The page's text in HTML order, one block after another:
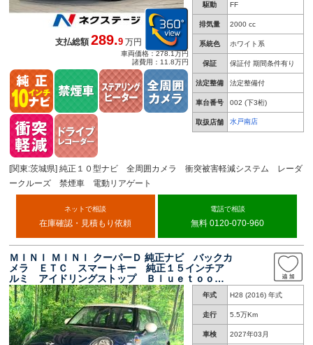
駆動 FF
排気量 2000 cc
系統色 ホワイト系
保証 保証付 期間条件有り
法定整備 法定整備付
車台番号 002 (下3桁)
取扱店舗 水戸南店
支払総額289.9 万円
車両価格：278.1万円
諸費用：11.8万円
[関東:茨城県] 純正１０型ナビ 全周囲カメラ 衝突被害軽減システム レーダ
ークルーズ 禁煙車 電動リアゲート
ネットで相談
在庫確認・見積もり依頼
電話で相談
無料 0120-070-960
ＭＩＮＩ ＭＩＮＩ クーパーＤ 純正ナビ バックカ
メラ ＥＴＣ スマートキー 純正１５インチア
ルミ アイドリングストップ Ｂｌｕｅｔｏｏｔ
ｈ接続
年式 H28 (2016) 年式
走行 5.5万Km
車検 2027年03月